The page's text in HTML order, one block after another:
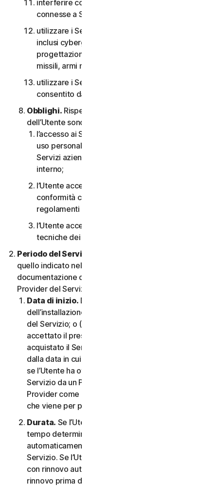
interferire con o interrompere server o reti
connesse a Software o Servizi;
utilizzare i Servizi per qualsiasi scopo militare,
inclusi cyberguerra, sviluppo di armi,
progettazione, fabbricazione o produzione di
missili, armi nucleari, chimiche o biologiche;
utilizzare i Servizi in qualsiasi modo non
consentito dal CLS.
Obblighi. Rispetto all’uso del Servizio, gli obblighi
dell’Utente sono i seguenti:
l’accesso ai Servizi per i consumatori è solo per
uso personale o domestico oppure, nel caso dei
Servizi aziendali, è solo per uso aziendale
interno;
l’Utente accetta di utilizzare i Servizi in
conformità con il CLS e tutte le leggi e i
regolamenti applicabili;
l’Utente accetta di rispettare tutte le limitazioni
tecniche dei Servizi e/o del Software.
Periodo del Servizio.
quello indicato nella Documentazione o nella
documentazione di transazione applicabile dal
Provider del Servizio.
Data di inizio. Dovrà partire (a) dalla data
dell’installazione iniziale del Software o dell’utilizzo
del Servizio; o (b) dalla data in cui l’Utente ha
accettato il presente CLS; o (c) se l’Utente ha
acquistato il Servizio dal nostro negozio online,
dalla data in cui è stato completato l’acquisto; o (d)
se l’Utente ha ottenuto il diritto di utilizzare il
Servizio da un Provider, dalla data stabilita da tale
Provider come applicabile, qualunque sia la data
che viene per prima.
Durata. Se l’Utente dispone di un abbonamento a
tempo determinato, il Servizio terminerà
automaticamente al termine del Periodo del
Servizio. Se l’Utente dispone di un abbonamento
con rinnovo automatico, a meno che non annulli il
rinnovo prima della data di fatturazione, il Periodo